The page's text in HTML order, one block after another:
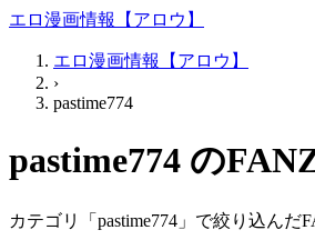
エロ漫画情報【アロウ】
エロ漫画情報【アロウ】
›
pastime774
pastime774 の
カテゴリ「pastime774」で絞り込んだ